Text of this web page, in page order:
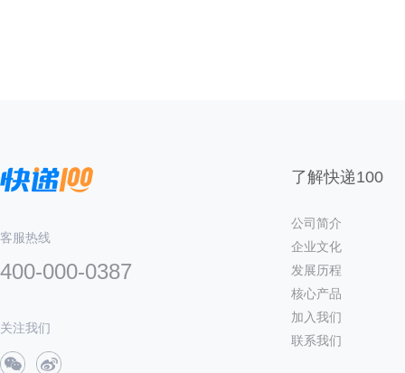
客服热线
400-000-0387
关注我们
了解快递100
公司简介
企业文化
发展历程
核心产品
加入我们
联系我们